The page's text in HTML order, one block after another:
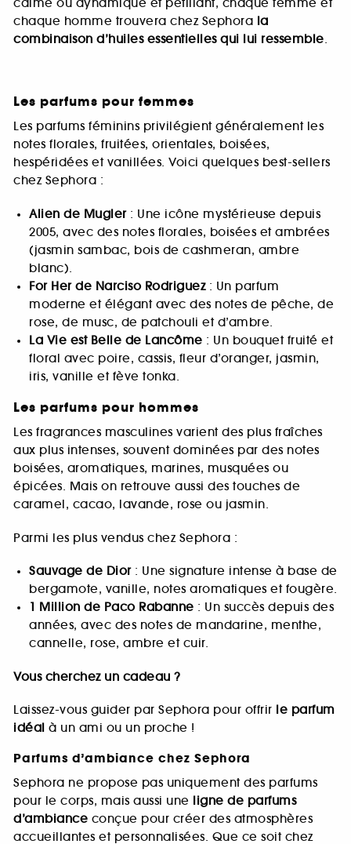
calme ou dynamique et pétillant, chaque femme et
chaque homme trouvera chez Sephora la
combinaison d’huiles essentielles qui lui ressemble.
Les parfums pour femmes
Les parfums féminins privilégient généralement les
notes florales, fruitées, orientales, boisées,
hespéridées et vanillées. Voici quelques best-sellers
chez Sephora :
Alien de Mugler: Une icône mystérieuse depuis
2005, avec des notes florales, boisées et ambrées
(jasmin sambac, bois de cashmeran, ambre
blanc).
For Her de Narciso Rodriguez: Un parfum
moderne et élégant avec des notes de pêche, de
rose, de musc, de patchouli et d’ambre.
La Vie est Belle de Lancôme : Un bouquet fruité et
floral avec poire, cassis, fleur d’oranger, jasmin,
iris, vanille et fève tonka.
Les parfums pour hommes
Les fragrances masculines varient des plus fraîches
aux plus intenses, souvent dominées par des notes
boisées, aromatiques, marines, musquées ou
épicées. Mais on retrouve aussi des touches de
caramel, cacao, lavande, rose ou jasmin.
Parmi les plus vendus chez Sephora :
Sauvage de Dior: Une signature intense à base de
bergamote, vanille, notes aromatiques et fougère.
1 Million de Paco Rabanne : Un succès depuis des
années, avec des notes de mandarine, menthe,
cannelle, rose, ambre et cuir.
Vous cherchez un cadeau ?
Laissez-vous guider par Sephora pour offrir le parfum
idéal à un ami ou un proche !
Parfums d’ambiance chez Sephora
Sephora ne propose pas uniquement des parfums
pour le corps, mais aussi une ligne de parfums
d’ambiance conçue pour créer des atmosphères
accueillantes et personnalisées. Que ce soit chez